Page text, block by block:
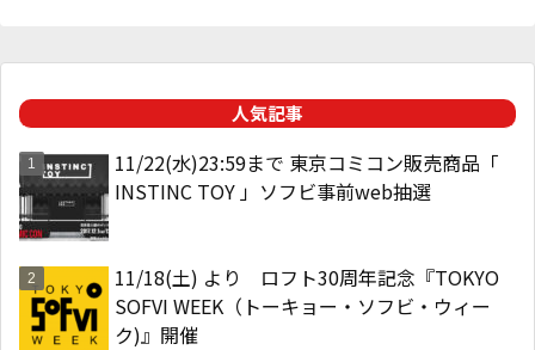
人気記事
11/22(水)23:59まで 東京コミコン販売商品「
INSTINC TOY 」ソフビ事前web抽選
11/18(土) より ロフト30周年記念『TOKYO
SOFVI WEEK（トーキョー・ソフビ・ウィー
ク)』開催